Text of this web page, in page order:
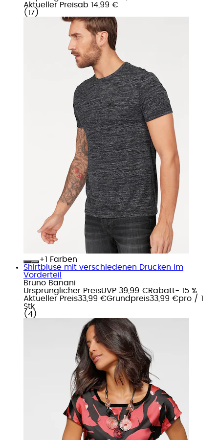
Aktueller Preisab 14,99 €
( 17 )
+
Farben
Shirtbluse mit verschiedenen Drucken im
Vorderteil
Bruno Banani
Ursprünglicher PreisUVP 39,99 €Rabatt- 15 %
Aktueller Preis33,99 €Grundpreis33,99 €pro / 1
Stk
( 4 )